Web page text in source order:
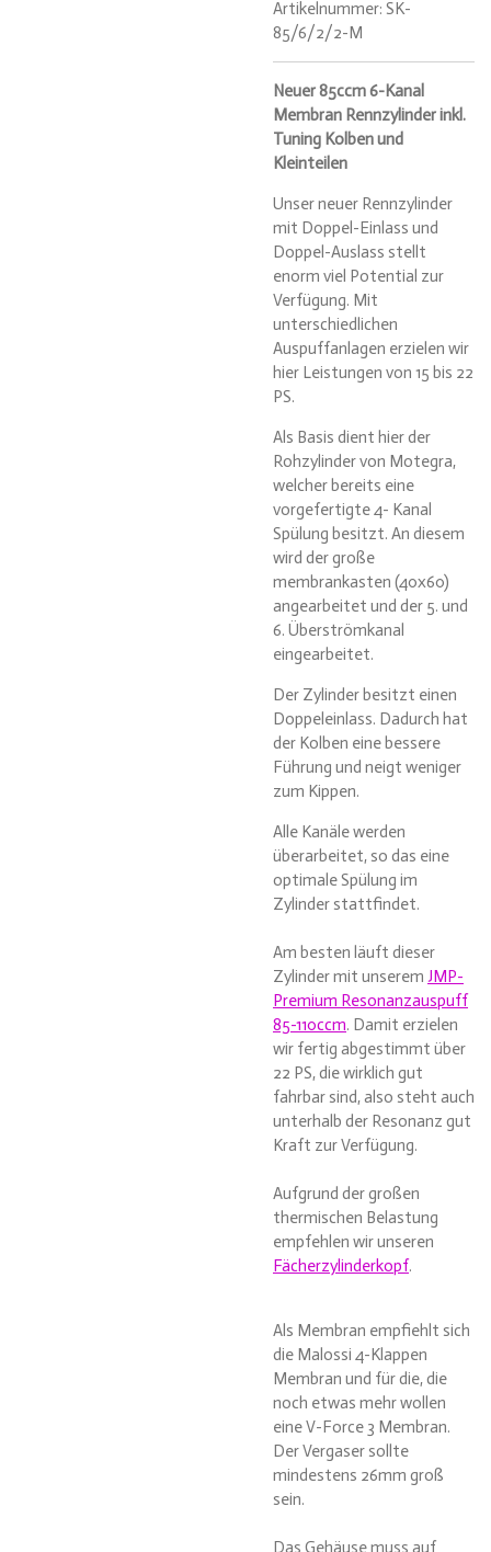
Artikelnummer: SK-
85/6/2/2-M
Neuer 85ccm 6-Kanal
Membran Rennzylinder inkl.
Tuning Kolben und
Kleinteilen
Unser neuer Rennzylinder
mit Doppel-Einlass und
Doppel-Auslass stellt
enorm viel Potential zur
Verfügung. Mit
unterschiedlichen
Auspuffanlagen erzielen wir
hier Leistungen von 15 bis 22
PS.
Als Basis dient hier der
Rohzylinder von Motegra,
welcher bereits eine
vorgefertigte 4- Kanal
Spülung besitzt. An diesem
wird der große
membrankasten (40x60)
angearbeitet und der 5. und
6. Überströmkanal
eingearbeitet.
Der Zylinder besitzt einen
Doppeleinlass. Dadurch hat
der Kolben eine bessere
Führung und neigt weniger
zum Kippen.
Alle Kanäle werden
überarbeitet, so das eine
optimale Spülung im
Zylinder stattfindet.
Am besten läuft dieser
Zylinder mit unserem JMP-
Premium Resonanzauspuff
85-110ccm. Damit erzielen
wir fertig abgestimmt über
22 PS, die wirklich gut
fahrbar sind, also steht auch
unterhalb der Resonanz gut
Kraft zur Verfügung.
Aufgrund der großen
thermischen Belastung
empfehlen wir unseren
Fächerzylinderkopf.
Als Membran empfiehlt sich
die Malossi 4-Klappen
Membran und für die, die
noch etwas mehr wollen
eine V-Force 3 Membran.
Der Vergaser sollte
mindestens 26mm groß
sein.
Das Gehäuse muss auf